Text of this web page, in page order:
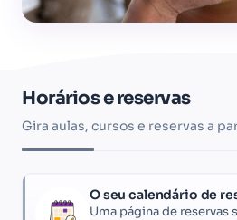
Horários e reservas
Gira aulas, cursos e reservas a
O seu calendário de
Uma página de